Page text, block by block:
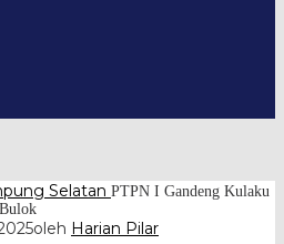
Selatan PTPN I Gandeng Kulaku
oleh Harian Pilar